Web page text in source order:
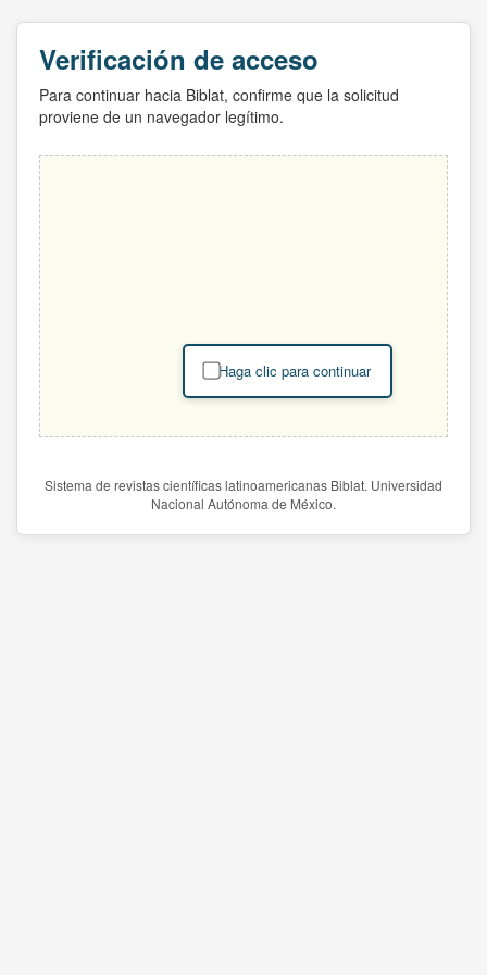
Verificación de acceso
Para continuar hacia Biblat, confirme que la solicitud
proviene de un navegador legítimo.
Haga clic para continuar
Sistema de revistas científicas latinoamericanas Biblat. Universidad
Nacional Autónoma de México.